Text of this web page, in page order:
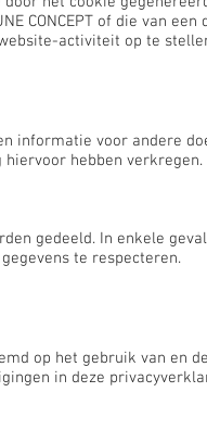
CONCEPT of die van
activiteit op te
informatie voor andere
hebben verkregen.
gedeeld. In enkele
te respecteren.
op het gebruik van en
in deze